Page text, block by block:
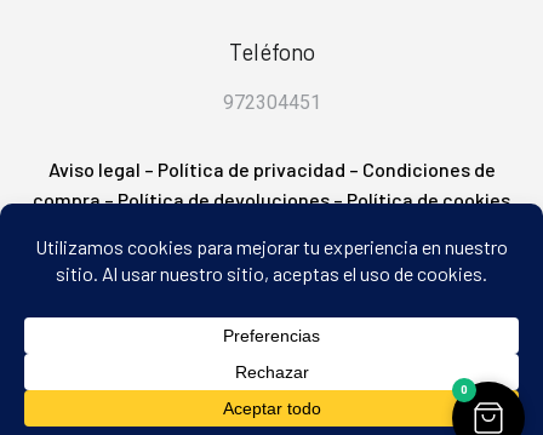
Teléfono
972304451
Aviso legal – Política de privacidad – Condiciones de
compra–Política de devoluciones–Política de cookies
2
0